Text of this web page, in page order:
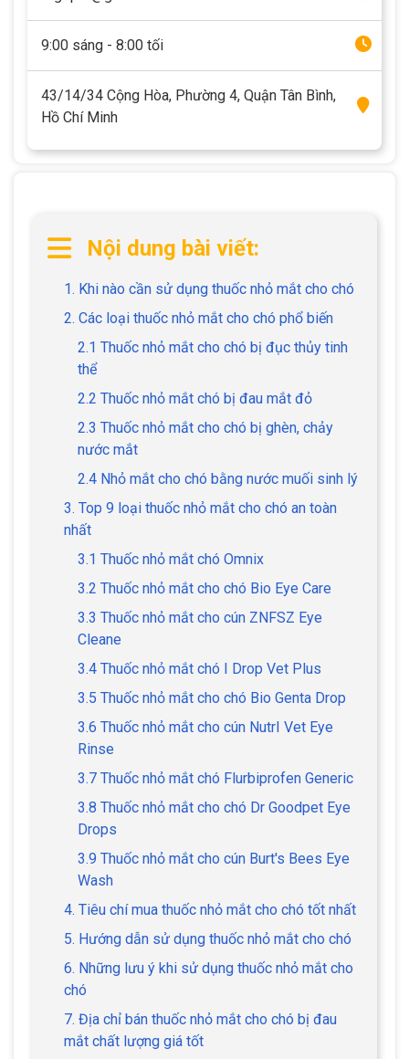
Nội dung bài viết:
1. Khi nào cần sử dụng thuốc nhỏ mắt cho chó
2. Các loại thuốc nhỏ mắt cho chó phổ biến
2.1 Thuốc nhỏ mắt cho chó bị đục thủy tinh
thể
2.2 Thuốc nhỏ mắt chó bị đau mắt đỏ
2.3 Thuốc nhỏ mắt cho chó bị ghèn, chảy
nước mắt
2.4 Nhỏ mắt cho chó bằng nước muối sinh lý
3. Top 9 loại thuốc nhỏ mắt cho chó an toàn
nhất
3.1 Thuốc nhỏ mắt chó Omnix
3.2 Thuốc nhỏ mắt cho chó Bio Eye Care
3.3 Thuốc nhỏ mắt cho cún ZNFSZ Eye
Cleane
3.4 Thuốc nhỏ mắt chó I Drop Vet Plus
3.5 Thuốc nhỏ mắt cho chó Bio Genta Drop
3.6 Thuốc nhỏ mắt cho cún NutrI Vet Eye
Rinse
3.7 Thuốc nhỏ mắt chó Flurbiprofen Generic
3.8 Thuốc nhỏ mắt cho chó Dr Goodpet Eye
Drops
3.9 Thuốc nhỏ mắt cho cún Burt's Bees Eye
Wash
4. Tiêu chí mua thuốc nhỏ mắt cho chó tốt nhất
5. Hướng dẫn sử dụng thuốc nhỏ mắt cho chó
6. Những lưu ý khi sử dụng thuốc nhỏ mắt cho
chó
7. Địa chỉ bán thuốc nhỏ mắt cho chó bị đau
mắt chất lượng giá tốt
9:00 sáng - 8:00 tối
43/14/34 Cộng Hòa, Phường 4, Quận Tân Bình,
Hồ Chí Minh